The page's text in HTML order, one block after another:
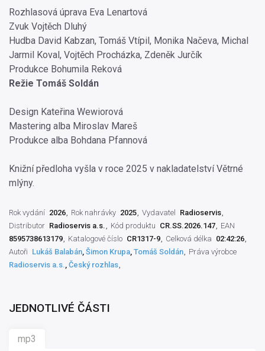
Rozhlasová úprava Eva Lenartová
Zvuk Vojtěch Dluhý
Hudba David Kabzan, Tomáš Vtípil, Monika Načeva, Michal
Jarmil Koval, Vojtěch Procházka, Zdeněk Jurčík
Produkce Bohumila Reková
Režie Tomáš Soldán
Design Kateřina Wewiorová
Mastering alba Miroslav Mareš
Produkce alba Bohdana Pfannová
Knižní předloha vyšla v roce 2025 v nakladatelství Větrné
mlýny.
Rok vydání 2026 Rok nahrávky 2025 Vydavatel
Radioservis
Distributor Radioservis a.s. Kód produktu CR.SS.2026.147
EAN
8595738613179
Katalogové číslo CR1317-9 Celková délka 02:42:26
Autoři Lukáš Balabán, Šimon Krupa, Tomáš Soldán
Práva výrobce
Radioservis a.s., Český rozhlas
JEDNOTLIVÉ ČÁSTI
mp3